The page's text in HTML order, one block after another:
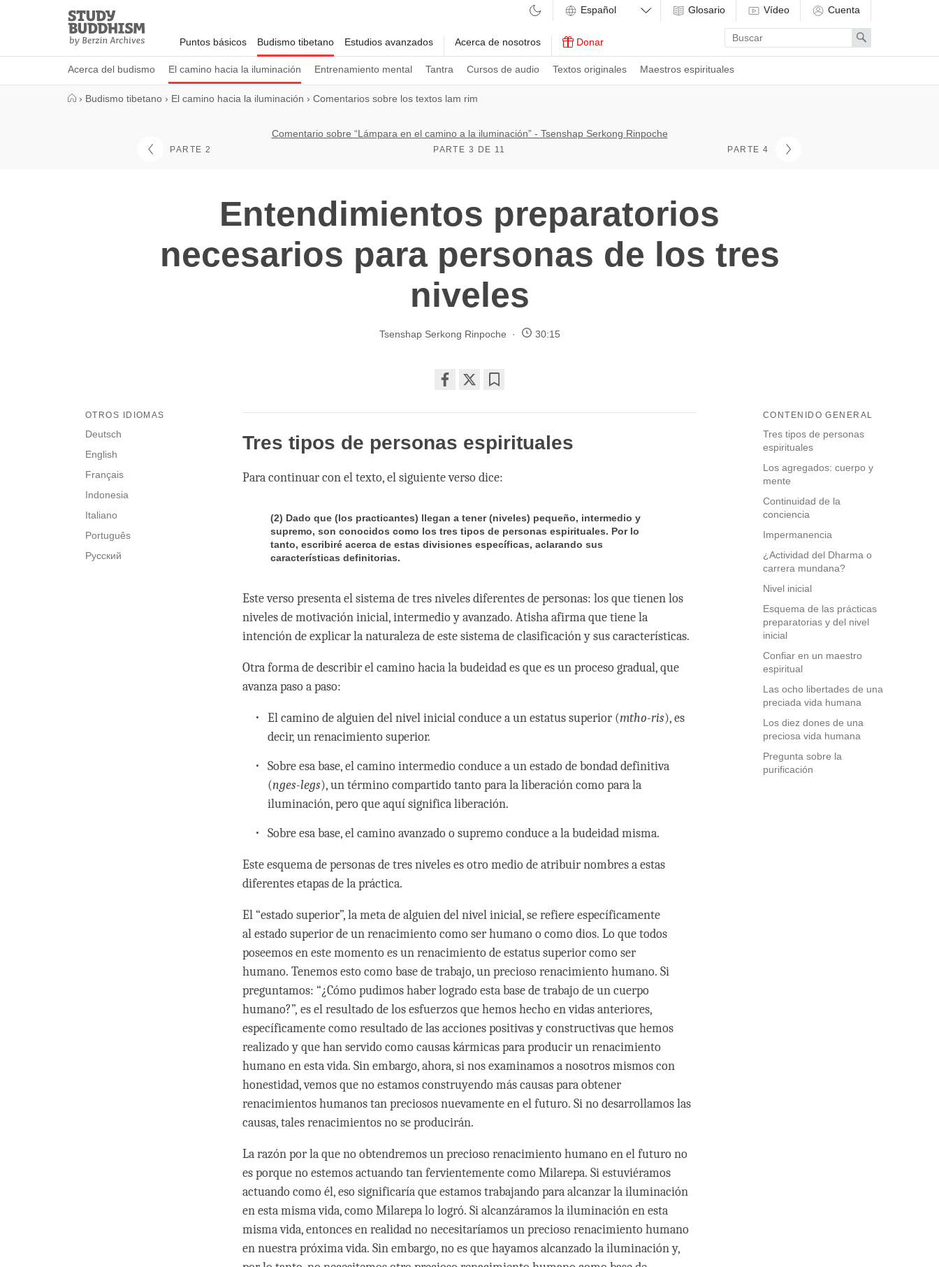
Study
Buddhism
Home
Puntos básicos Budismo tibetano
Acerca del budismo El camino hacia la iluminación Entrenamiento mental Tantra Cursos de audio Textos originales Maestros espirituales
Estudios avanzados Acerca de nosotros Donar
Glosario Vídeo Cuenta
Enter
search
term
Search
› Budismo tibetano › El camino hacia la iluminación › Comentarios sobre los textos lam rim
PARTE 2
Comentario sobre “Lámpara en el camino a la iluminación” - Tsenshap Serkong Rinpoche
PARTE 3 DE 11 PARTE 4
Entendimientos preparatorios
necesarios para personas de los tres
niveles
Tsenshap Serkong Rinpoche 30:15
on
facebook
CONTENIDO GENERAL
Tres tipos de personas
espirituales
Los agregados: cuerpo y
mente
Continuidad de la
conciencia
Impermanencia
¿Actividad del Dharma o
carrera mundana?
Nivel inicial
Esquema de las prácticas
preparatorias y del nivel
inicial
Confiar en un maestro
espiritual
Las ocho libertades de una
preciada vida humana
Los diez dones de una
preciosa vida humana
Pregunta sobre la
purificación
OTROS IDIOMAS
Deutsch
English
Français
Indonesia
Italiano
Português
Русский
Tres tipos de personas espirituales
Para continuar con el texto, el siguiente verso dice:
(2) Dado que (los practicantes) llegan a tener (niveles) pequeño, intermedio y
supremo, son conocidos como los tres tipos de personas espirituales. Por lo
tanto, escribiré acerca de estas divisiones específicas, aclarando sus
características definitorias.
Este verso presenta el sistema de tres niveles diferentes de personas: los que tienen los
niveles de motivación inicial, intermedio y avanzado. Atisha afirma que tiene la
intención de explicar la naturaleza de este sistema de clasificación y sus características.
Otra forma de describir el camino hacia la budeidad es que es un proceso gradual, que
avanza paso a paso:
El camino de alguien del nivel inicial conduce a un estatus superior (mtho-ris), es
decir, un renacimiento superior.
Sobre esa base, el camino intermedio conduce a un estado de bondad definitiva
(nges-legs), un término compartido tanto para la liberación como para la
iluminación, pero que aquí significa liberación.
Sobre esa base, el camino avanzado o supremo conduce a la budeidad misma.
Este esquema de personas de tres niveles es otro medio de atribuir nombres a estas
diferentes etapas de la práctica.
El “estado superior”, la meta de alguien del nivel inicial, se refiere específicamente
al estado superior de un renacimiento como ser humano o como dios. Lo que todos
poseemos en este momento es un renacimiento de estatus superior como ser
humano. Tenemos esto como base de trabajo, un precioso renacimiento humano. Si
preguntamos: “¿Cómo pudimos haber logrado esta base de trabajo de un cuerpo
humano?”, es el resultado de los esfuerzos que hemos hecho en vidas anteriores,
específicamente como resultado de las acciones positivas y constructivas que hemos
realizado y que han servido como causas kármicas para producir un renacimiento
humano en esta vida. Sin embargo, ahora, si nos examinamos a nosotros mismos con
honestidad, vemos que no estamos construyendo más causas para obtener
renacimientos humanos tan preciosos nuevamente en el futuro. Si no desarrollamos las
causas, tales renacimientos no se producirán.
La razón por la que no obtendremos un precioso renacimiento humano en el futuro no
es porque no estemos actuando tan fervientemente como Milarepa. Si estuviéramos
actuando como él, eso significaría que estamos trabajando para alcanzar la iluminación
en esta misma vida, como Milarepa lo logró. Si alcanzáramos la iluminación en esta
misma vida, entonces en realidad no necesitaríamos un precioso renacimiento humano
en nuestra próxima vida. Sin embargo, no es que hayamos alcanzado la iluminación y,